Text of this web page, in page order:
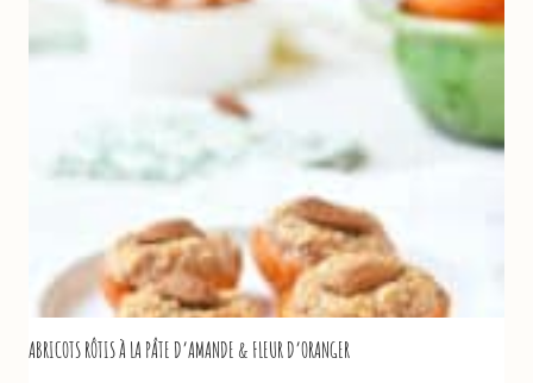
D’OLIVE
ABRICOTS RÔTIS À LA PÂTE D’AMANDE & FLEUR D’ORANGER